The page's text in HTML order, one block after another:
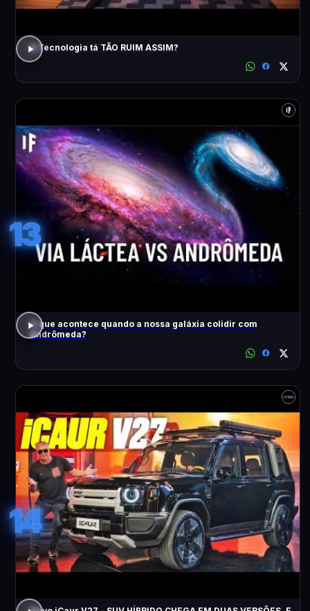
A Tecnologia tá TÃO RUIM ASSIM?
13
O que acontece quando a nossa galáxia colidir com
Andrômeda?
14